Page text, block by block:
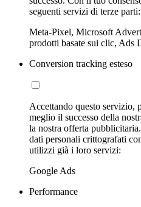
seguenti servizi di terze parti:
Meta-Pixel, Microsoft
prodotti basate sui clic, Ads
Conversion tracking esteso
Accettando questo servizio,
meglio il successo della
la nostra offerta
dati personali crittografati
utilizzi già i loro servizi:
Google Ads
Performance